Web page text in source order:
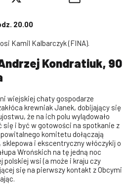
20.00
Kamil Kalbarczyk (FINA).
Kondratiuk, 90
wiejskiej chaty gospodarze
krewniak Janek, dobijający się
że na ich polu wylądowało
się i być w gotowości na spotkanie z
komitetu dołączają
i ekscentryczny włóczykij o
Wrońskich na tę jedną noc
polskiej wsi (a może i kraju czy
się na pierwszy kontakt z Obcymi